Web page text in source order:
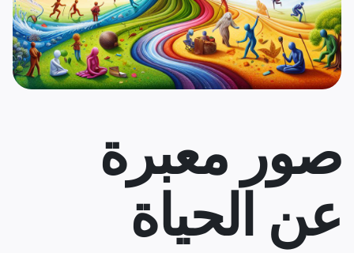
صور معبرة
عن الحياة